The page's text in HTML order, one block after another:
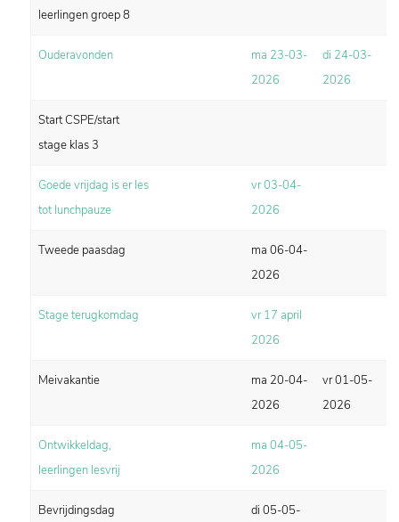
leerlingen groep 8
Ouderavonden
ma 23-03-
2026
di 24-03-
2026
Start CSPE/start
stage klas 3
Goede vrijdag is er les
tot lunchpauze
vr 03-04-
2026
Tweede paasdag
ma 06-04-
2026
Stage terugkomdag
vr 17 april
2026
Meivakantie
ma 20-04-
2026
vr 01-05-
2026
Ontwikkeldag,
leerlingen lesvrij
ma 04-05-
2026
Bevrijdingsdag
di 05-05-